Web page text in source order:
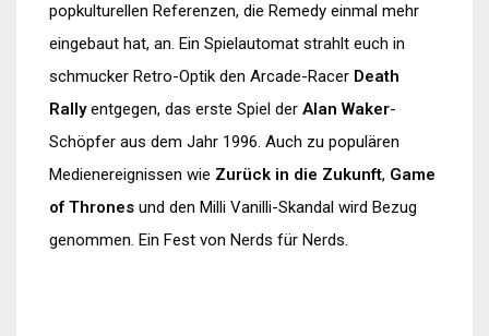
popkulturellen Referenzen, die Remedy einmal mehr
eingebaut hat, an. Ein Spielautomat strahlt euch in
schmucker Retro-Optik den Arcade-Racer Death
Rallyentgegen, das erste Spiel der Alan Waker-
Schöpfer aus dem Jahr 1996. Auch zu populären
Medienereignissen wie Zurück in die Zukunft, Game
of Thrones und den Milli Vanilli-Skandal wird Bezug
genommen. Ein Fest von Nerds für Nerds.